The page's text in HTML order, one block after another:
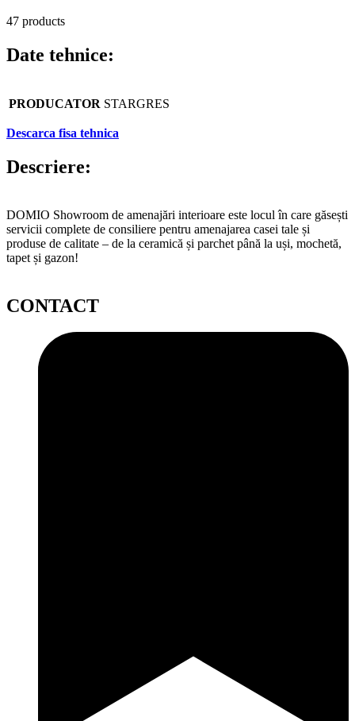
47 products
Date tehnice:
PRODUCATOR STARGRES
Descarca fisa tehnica
Descriere:
DOMIO Showroom de amenajări interioare este locul în care găsești
servicii complete de consiliere pentru amenajarea casei tale și
produse de calitate – de la ceramică și parchet până la uși, mochetă,
tapet și gazon!
CONTACT